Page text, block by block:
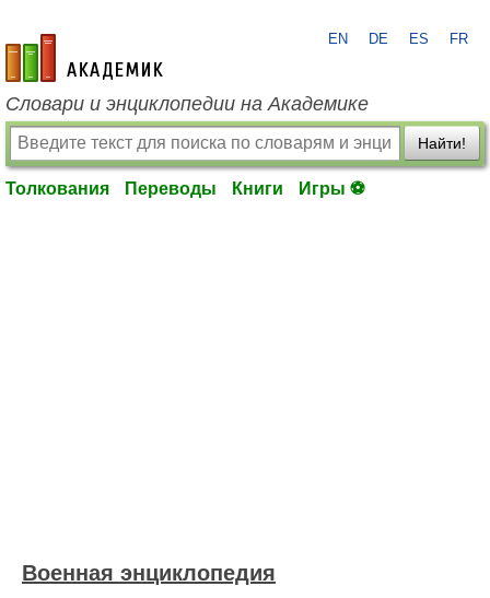
academic.ru
EN DE ES FR
Словари и энциклопедии на Академике
Найти!
Толкования Переводы Книги Игры ⚽
Военная энциклопедия